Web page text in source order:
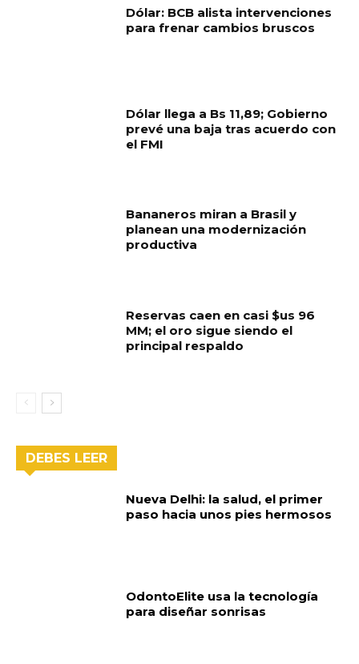
Dólar: BCB alista intervenciones
para frenar cambios bruscos
Dólar llega a Bs 11,89; Gobierno
prevé una baja tras acuerdo con
el FMI
Bananeros miran a Brasil y
planean una modernización
productiva
Reservas caen en casi $us 96
MM; el oro sigue siendo el
principal respaldo
DEBES LEER
Nueva Delhi: la salud, el primer
paso hacia unos pies hermosos
OdontoElite usa la tecnología
para diseñar sonrisas